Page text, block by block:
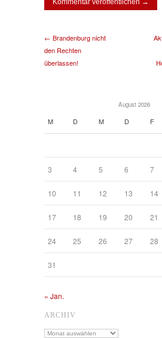
← Brandenburg nicht
den Rechten
überlassen!
August 2026
M D M D F
3 4 5 6 7
10 11 12 13 14
17 18 19 20 21
24 25 26 27 28
31
« Jan.
ARCHIV
Archiv